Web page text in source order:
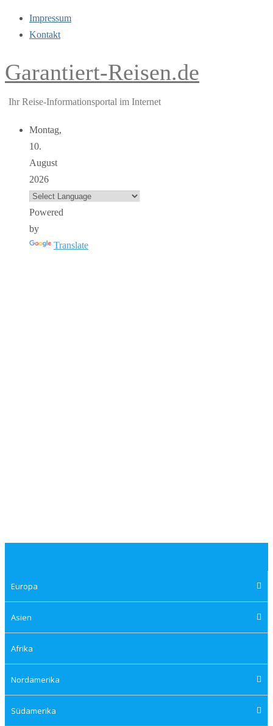
Impressum
Kontakt
Garantiert-Reisen.de
Ihr Reise-Informationsportal im Internet
Montag,
10.
August
2026
Powered
by
Translate
Europa
Asien
Afrika
Nordamerika
Südamerika